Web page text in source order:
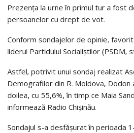
Prezența la urne în primul tur a fost
persoanelor cu drept de vot.
Conform sondajelor de opinie,
liderul Partidului Socialiștilor (PSDM,
Astfel, potrivit unui sondaj realizat
Demografilor din R. Moldova, Dodon
doilea, cu 55,6%, în timp ce Maia
informează Radio Chișinău.
Sondajul s-a desfășurat în perioada